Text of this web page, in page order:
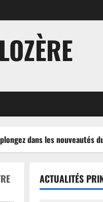
dans les nouveautés du
ACTUALITÉS